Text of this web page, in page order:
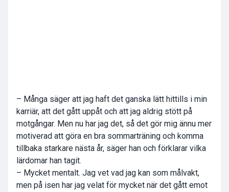
– Många säger att jag haft det ganska lätt hittills i min
karriär, att det gått uppåt och att jag aldrig stött på
motgångar. Men nu har jag det, så det gör mig ännu mer
motiverad att göra en bra sommarträning och komma
tillbaka starkare nästa år, säger han och förklarar vilka
lärdomar han tagit.
– Mycket mentalt. Jag vet vad jag kan som målvakt,
men på isen har jag velat för mycket när det gått emot